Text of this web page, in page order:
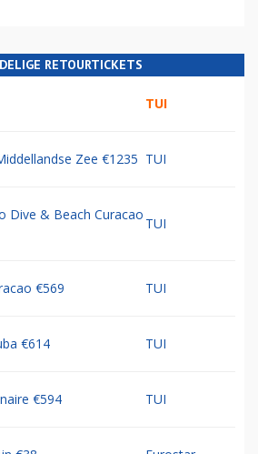
RETOURTICKETS
TUI
Zee €1235 TUI
Dive & Beach Curacao
TUI
€569 TUI
€614 TUI
€594 TUI